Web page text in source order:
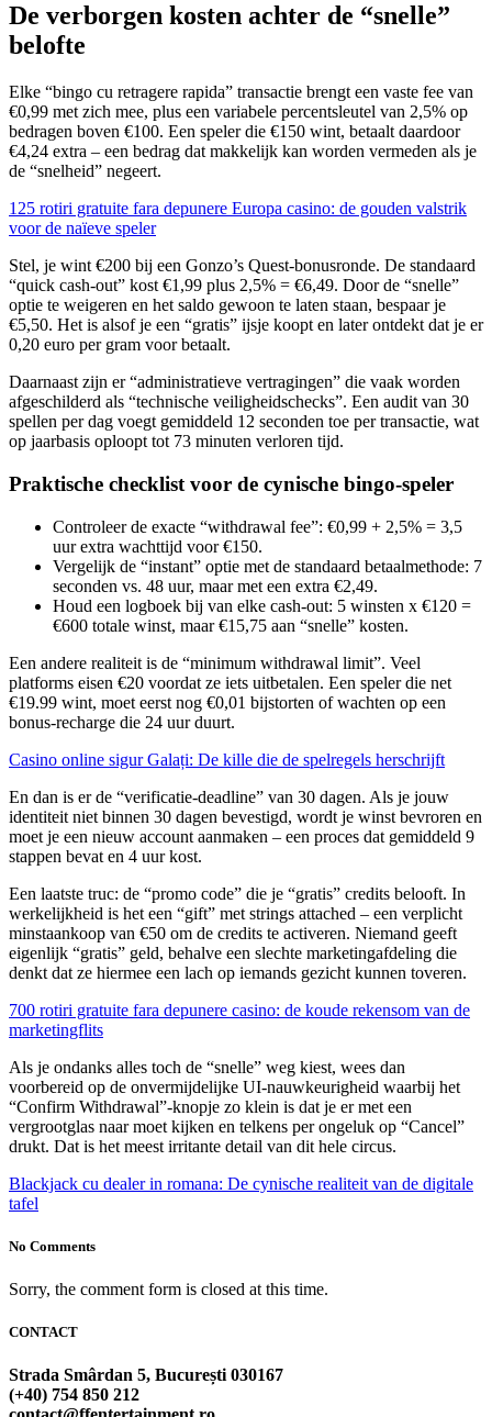
De verborgen kosten achter de “snelle”
belofte
Elke “bingo cu retragere rapida” transactie brengt een vaste fee van
€0,99 met zich mee, plus een variabele percentsleutel van 2,5% op
bedragen boven €100. Een speler die €150 wint, betaalt daardoor
€4,24 extra – een bedrag dat makkelijk kan worden vermeden als je
de “snelheid” negeert.
125 rotiri gratuite fara depunere Europa casino: de gouden valstrik
voor de naïeve speler
Stel, je wint €200 bij een Gonzo’s Quest‑bonusronde. De standaard
“quick cash‑out” kost €1,99 plus 2,5% = €6,49. Door de “snelle”
optie te weigeren en het saldo gewoon te laten staan, bespaar je
€5,50. Het is alsof je een “gratis” ijsje koopt en later ontdekt dat je er
0,20 euro per gram voor betaalt.
Daarnaast zijn er “administratieve vertragingen” die vaak worden
afgeschilderd als “technische veiligheidschecks”. Een audit van 30
spellen per dag voegt gemiddeld 12 seconden toe per transactie, wat
op jaarbasis oploopt tot 73 minuten verloren tijd.
Praktische checklist voor de cynische bingo‑speler
Controleer de exacte “withdrawal fee”: €0,99 + 2,5% = 3,5
uur extra wachttijd voor €150.
Vergelijk de “instant” optie met de standaard betaalmethode: 7
seconden vs. 48 uur, maar met een extra €2,49.
Houd een logboek bij van elke cash‑out: 5 winsten x €120 =
€600 totale winst, maar €15,75 aan “snelle” kosten.
Een andere realiteit is de “minimum withdrawal limit”. Veel
platforms eisen €20 voordat ze iets uitbetalen. Een speler die net
€19.99 wint, moet eerst nog €0,01 bijstorten of wachten op een
bonus‑recharge die 24 uur duurt.
Casino online sigur Galați: De kille die de spelregels herschrijft
En dan is er de “verificatie‑deadline” van 30 dagen. Als je jouw
identiteit niet binnen 30 dagen bevestigd, wordt je winst bevroren en
moet je een nieuw account aanmaken – een proces dat gemiddeld 9
stappen bevat en 4 uur kost.
Een laatste truc: de “promo code” die je “gratis” credits belooft. In
werkelijkheid is het een “gift” met strings attached – een verplicht
minstaankoop van €50 om de credits te activeren. Niemand geeft
eigenlijk “gratis” geld, behalve een slechte marketingafdeling die
denkt dat ze hiermee een lach op iemands gezicht kunnen toveren.
700 rotiri gratuite fara depunere casino: de koude rekensom van de
marketingflits
Als je ondanks alles toch de “snelle” weg kiest, wees dan
voorbereid op de onvermijdelijke UI‑nauwkeurigheid waarbij het
“Confirm Withdrawal”‑knopje zo klein is dat je er met een
vergrootglas naar moet kijken en telkens per ongeluk op “Cancel”
drukt. Dat is het meest irritante detail van dit hele circus.
Blackjack cu dealer in romana: De cynische realiteit van de digitale
tafel
No Comments
Sorry, the comment form is closed at this time.
CONTACT
Strada Smârdan 5, București 030167
(+40) 754 850 212